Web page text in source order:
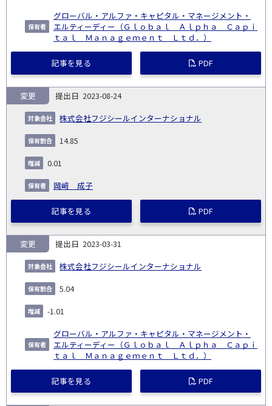
グローバル・アルファ・キャピタル・マネージメント・
エルティーディー（Ｇｌｏｂａｌ Ａｌｐｈａ Ｃａｐｉ
ｔａｌ Ｍａｎａｇｅｍｅｎｔ Ｌｔｄ．）
記事を見る PDF
2023-08-24
株式会社フジシールインターナショナル
変更
14.85
0.01
岡﨑 成子
記事を見る PDF
2023-03-31
株式会社フジシールインターナショナル
変更
5.04
-1.01
グローバル・アルファ・キャピタル・マネージメント・
エルティーディー（Ｇｌｏｂａｌ Ａｌｐｈａ Ｃａｐｉ
ｔａｌ Ｍａｎａｇｅｍｅｎｔ Ｌｔｄ．）
記事を見る PDF